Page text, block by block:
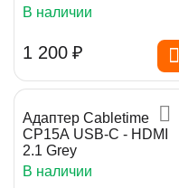
В наличии
1 200 ₽
Адаптер Cabletime
CP15A USB-C - HDMI
2.1 Grey
В наличии